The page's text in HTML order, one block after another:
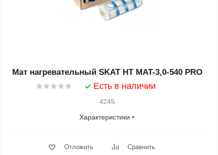
Мат нагревательный SKAT HT MAT-3,0-540 PRO
Есть в наличии
4245
Характеристики
Отложить Сравнить